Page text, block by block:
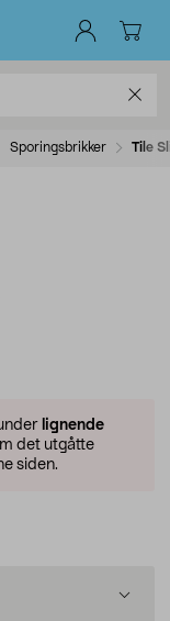
Sporingsbrikker Tile
lignende
det utgåtte
siden.